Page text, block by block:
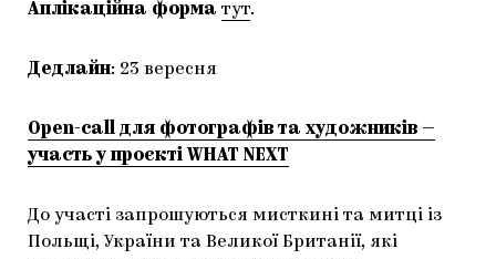
Аплікаційна форма тут.
Дедлайн: 23 вересня
Open-call для фотографів та художників —
участь у проєкті WHAT NEXT
До участі запрошуються мисткині та митці із
Польщі, України та Великої Британії, які